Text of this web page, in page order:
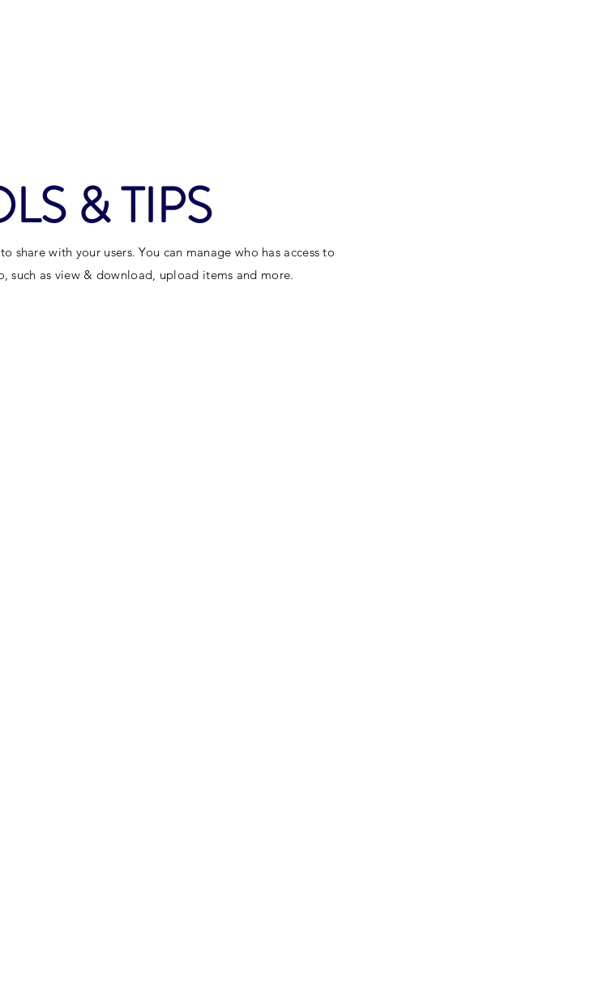
& TIPS
share with your users. You can manage who has access to
such as view & download, upload items and more.